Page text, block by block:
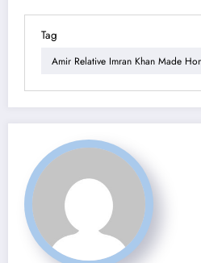
Tag
Amir Relative Imran Khan Made